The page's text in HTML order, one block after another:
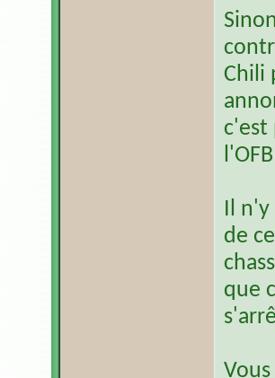
Chili
c'est
Il n'y
de
que